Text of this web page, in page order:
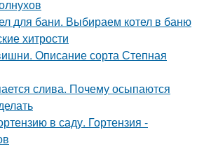
для бани. Выбираем котел в баню
хитрости
Описание сорта Степная
слива. Почему осыпаются
в саду. Гортензия -